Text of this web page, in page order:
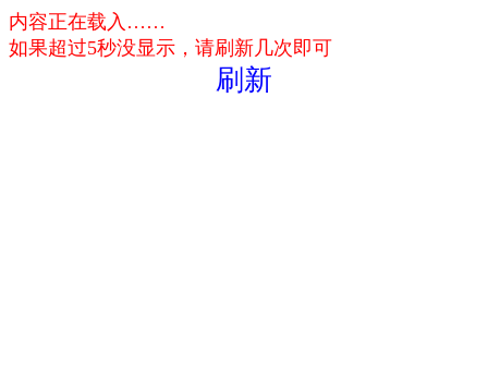
内容正在载入……
如果超过5秒没显示，请刷新几次即可
刷新